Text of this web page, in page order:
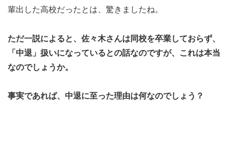
輩出した高校だったとは、驚きましたね。
ただ一説によると、佐々木さんは同校を卒業しておらず、
「中退」扱いになっているとの話なのですが、これは本当
なのでしょうか。
事実であれば、中退に至った理由は何なのでしょう？